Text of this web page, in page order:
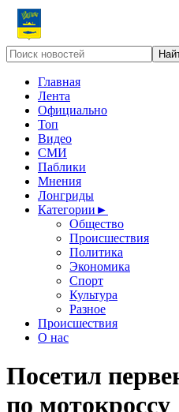
Главная
Лента
Официально
Топ
Видео
СМИ
Паблики
Мнения
Лонгриды
Категории ►
Общество
Происшествия
Политика
Экономика
Спорт
Культура
Разное
Происшествия
О нас
Посетил
по мотокроссу